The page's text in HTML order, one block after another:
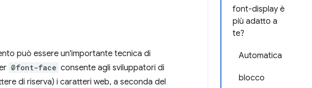
font-display è
più adatto a
te?
Automatica
blocco
può essere un'importante tecnica di
@font-face consente agli sviluppatori di
di riserva) i caratteri web, a seconda del